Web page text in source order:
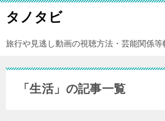
タノタビ
旅行や見逃し動画の視聴方法・芸能関係等
「生活」の記事一覧